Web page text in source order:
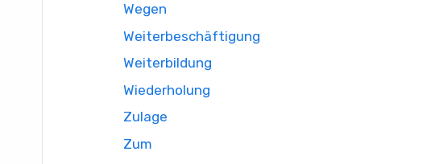
Wegen
Weiterbeschäftigung
Weiterbildung
Wiederholung
Zulage
Zum